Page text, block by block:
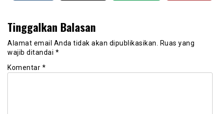
Tinggalkan Balasan
Alamat email Anda tidak akan dipublikasikan. Ruas yang
wajib ditandai *
Komentar *